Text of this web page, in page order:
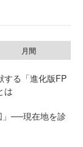
月間
する「進化版FP
は
」──現在地を診